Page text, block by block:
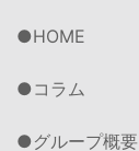
HOME
コラム
グループ概要